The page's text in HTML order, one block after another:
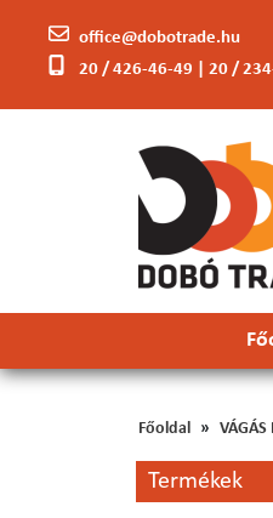
office@dobotrade.hu
20 / 426-46-49 | 20 /
Főoldal VÁGÁS
Termékek